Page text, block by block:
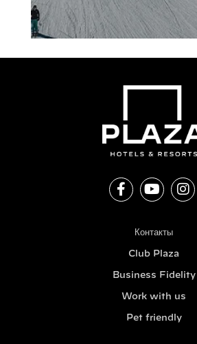
Контакты
Club Plaza
Business Fidelity
Work with us
Pet friendly